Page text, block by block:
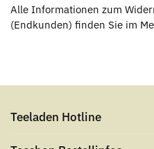
Alle Informationen zum
(Endkunden) finden Sie im
Teeladen Hotline